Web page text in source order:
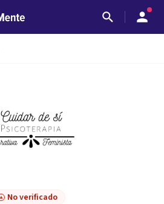
No verificado